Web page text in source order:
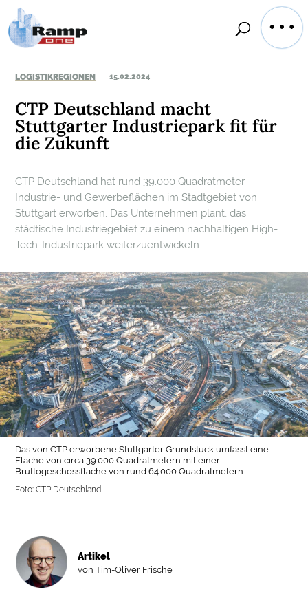
LOGISTIKREGIONEN 15.02.2024
CTP Deutschland macht
Stuttgarter Industriepark fit für
die Zukunft
CTP Deutschland hat rund 39.000 Quadratmeter
Industrie- und Gewerbeflächen im Stadtgebiet von
Stuttgart erworben. Das Unternehmen plant, das
städtische Industriegebiet zu einem nachhaltigen High-
Tech-Industriepark weiterzuentwickeln.
Das von CTP erworbene Stuttgarter Grundstück umfasst eine
Fläche von circa 39.000 Quadratmetern mit einer
Bruttogeschossfläche von rund 64.000 Quadratmetern.
Foto: CTP Deutschland
Artikel
von Tim-Oliver Frische